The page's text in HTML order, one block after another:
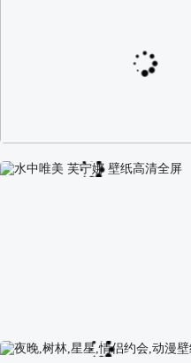
阿尔卑斯山区自然风景壁纸
水中唯美 芙宁娜 壁纸高清全屏